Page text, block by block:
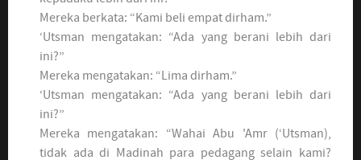
Mereka berkata: “Kami beli empat dirham.”
‘Utsman mengatakan: “Ada yang berani lebih dari
ini?”
Mereka mengatakan: “Lima dirham.”
‘Utsman mengatakan: “Ada yang berani lebih dari
ini?”
Mereka mengatakan: “Wahai Abu 'Amr (‘Utsman),
tidak ada di Madinah para pedagang selain kami?